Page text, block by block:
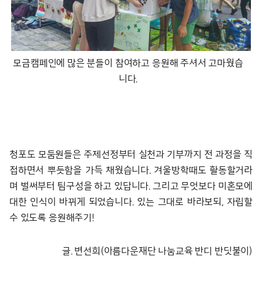
모금캠페인에 많은 분들이 참여하고 응원해 주셔서 고마웠습
니다.
청포도 모둠원들은 주제선정부터 실천과 기부까지 전 과정을 직
접하면서 뿌듯함을 가득 채웠습니다. 겨울방학때도 활동할거라
며 벌써부터 팀구성을 하고 있답니다. 그리고 무엇보다 미혼모에
대한 인식이 바뀌게 되었습니다. 있는 그대로 바라보되, 자립할
수 있도록 응원해주기!
글. 변선희(아름다운재단 나눔교육 반디 반딧불이)